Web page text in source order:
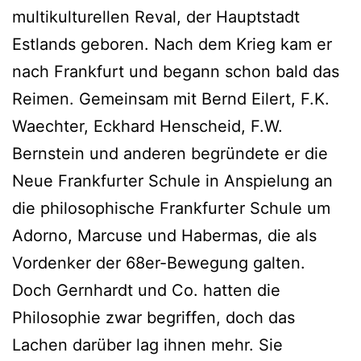
multikulturellen Reval, der Hauptstadt
Estlands geboren. Nach dem Krieg kam er
nach Frankfurt und begann schon bald das
Reimen. Gemeinsam mit Bernd Eilert, F.K.
Waechter, Eckhard Henscheid, F.W.
Bernstein und anderen begründete er die
Neue Frankfurter Schule in Anspielung an
die philosophische Frankfurter Schule um
Adorno, Marcuse und Habermas, die als
Vordenker der 68er-Bewegung galten.
Doch Gernhardt und Co. hatten die
Philosophie zwar begriffen, doch das
Lachen darüber lag ihnen mehr. Sie